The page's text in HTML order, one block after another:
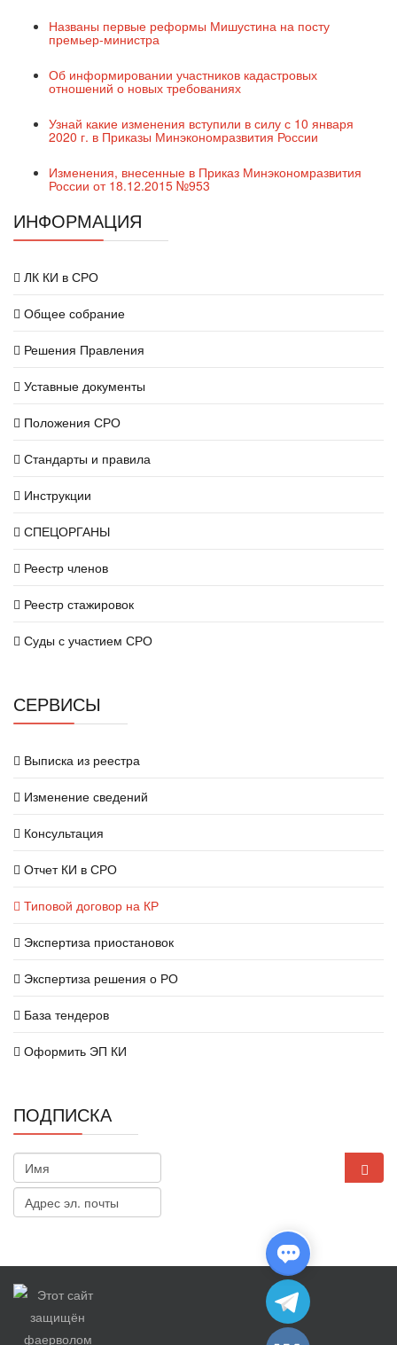
Названы первые реформы Мишустина на посту
премьер-министра
Об информировании участников кадастровых
отношений о новых требованиях
Узнай какие изменения вступили в силу с 10 января
2020 г. в Приказы Минэкономразвития России
Изменения, внесенные в Приказ Минэкономразвития
России от 18.12.2015 №953
ИНФОРМАЦИЯ
ЛК КИ в СРО
Общее собрание
Решения Правления
Уставные документы
Положения СРО
Стандарты и правила
Инструкции
СПЕЦОРГАНЫ
Реестр членов
Реестр стажировок
Суды с участием СРО
СЕРВИСЫ
Выписка из реестра
Изменение сведений
Консультация
Отчет КИ в СРО
Типовой договор на КР
Экспертиза приостановок
Экспертиза решения о РО
База тендеров
Оформить ЭП КИ
ПОДПИСКА